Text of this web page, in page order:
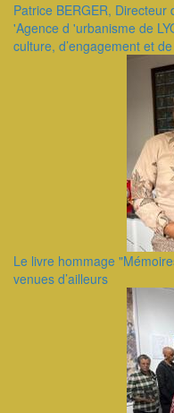
Patrice BERGER,
'Agence d 'urbanisme de
culture, d’engagement et
Le livre hommage
venues d’ailleurs